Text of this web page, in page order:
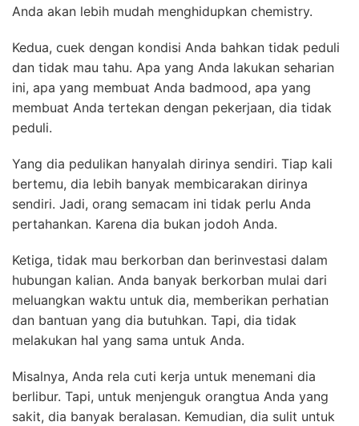
Anda akan lebih mudah menghidupkan chemistry.
Kedua, cuek dengan kondisi Anda bahkan tidak peduli
dan tidak mau tahu. Apa yang Anda lakukan seharian
ini, apa yang membuat Anda badmood, apa yang
membuat Anda tertekan dengan pekerjaan, dia tidak
peduli.
Yang dia pedulikan hanyalah dirinya sendiri. Tiap kali
bertemu, dia lebih banyak membicarakan dirinya
sendiri. Jadi, orang semacam ini tidak perlu Anda
pertahankan. Karena dia bukan jodoh Anda.
Ketiga, tidak mau berkorban dan berinvestasi dalam
hubungan kalian. Anda banyak berkorban mulai dari
meluangkan waktu untuk dia, memberikan perhatian
dan bantuan yang dia butuhkan. Tapi, dia tidak
melakukan hal yang sama untuk Anda.
Misalnya, Anda rela cuti kerja untuk menemani dia
berlibur. Tapi, untuk menjenguk orangtua Anda yang
sakit, dia banyak beralasan. Kemudian, dia sulit untuk